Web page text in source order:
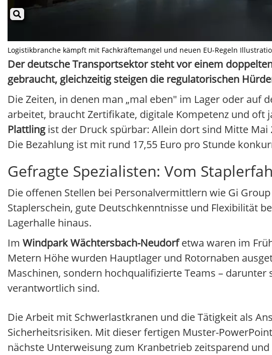
Logistikbranche kämpft mit Fachkräftemangel und neuen EU-Regeln
Der deutsche Transportsektor steht vor einem
gebraucht, gleichzeitig steigen die regulatorischen
Die Zeiten, in denen man „mal eben" im Lager oder auf
arbeitet, braucht Zertifikate, digitale Kompetenz und oft
Plattlingist der Druck spürbar: Allein dort sind Mitte Mai
Die Bezahlung ist mit rund 17,55 Euro pro Stunde
Gefragte Spezialisten: Vom
Die offenen Stellen bei Personalvermittlern wie Gi
Staplerschein, gute Deutschkenntnisse und Flexibilität
Lagerhalle hinaus.
Im Windpark Wächtersbach-Neudorfetwa waren im
Metern Höhe wurden Hauptlager und Rotornaben
Maschinen, sondern hochqualifizierte Teams – darunter
verantwortlich sind.
Die Arbeit mit Schwerlastkranen und die Tätigkeit als
Sicherheitsrisiken. Mit dieser fertigen Muster-
nächste Unterweisung zum Kranbetrieb zeitsparend